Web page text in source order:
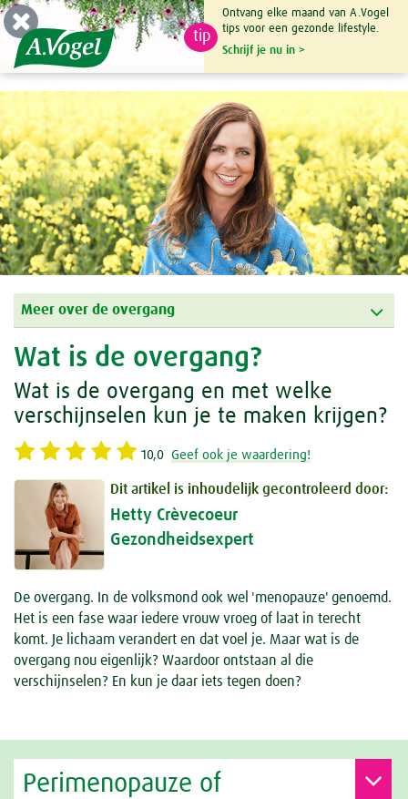
Meer over de overgang
Wat is de overgang?
Wat is de overgang en met welke
verschijnselen kun je te maken krijgen?
10,0 Geef ook je waardering!
Dit artikel is inhoudelijk gecontroleerd door:
Hetty Crèvecoeur
Gezondheidsexpert
De overgang. In de volksmond ook wel 'menopauze' genoemd.
Het is een fase waar iedere vrouw vroeg of laat in terecht
komt. Je lichaam verandert en dat voel je. Maar wat is de
overgang nou eigenlijk? Waardoor ontstaan al die
verschijnselen? En kun je daar iets tegen doen?
Perimenopauze of
tip
Ontvang elke maand van A.Vogel
tips voor een gezonde lifestyle.
Schrijf je nu in >